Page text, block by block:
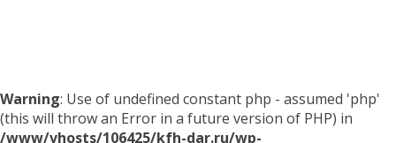
Warning: Use of undefined constant php - assumed 'php'
(this will throw an Error in a future version of PHP) in
/www/vhosts/106425/kfh-dar.ru/wp-